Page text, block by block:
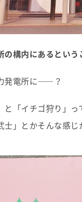
の構内にあるという
発電所に――？
と「イチゴ狩り」っ
士」とかそんな感じ